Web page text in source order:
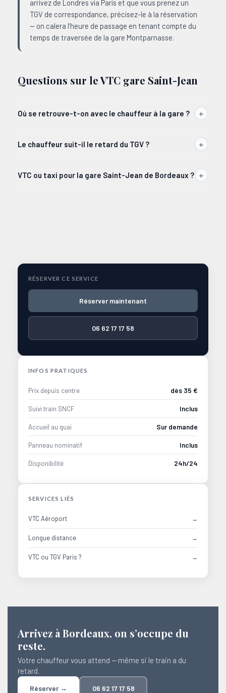
arrivez de Londres via Paris et que vous prenez un
TGV de correspondance, précisez-le à la réservation
— on calera l’heure de passage en tenant compte du
temps de traversée de la gare Montparnasse.
Questions sur le VTC gare Saint-Jean
Où se retrouve-t-on avec le chauffeur à la gare ?
Le chauffeur suit-il le retard du TGV ?
VTC ou taxi pour la gare Saint-Jean de Bordeaux ?
RÉSERVER CE SERVICE
Réserver maintenant
06 62 17 17 58
INFOS PRATIQUES
Prix depuis centre dès 35 €
Suivi train SNCF Inclus
Accueil au quai Sur demande
Panneau nominatif Inclus
Disponibilité 24h/24
SERVICES LIÉS
VTC Aéroport
Longue distance
VTC ou TGV Paris ?
Arrivez à Bordeaux, on s’occupe du
reste.
Votre chauffeur vous attend — même si le train a du
retard.
Réserver → 06 62 17 17 58